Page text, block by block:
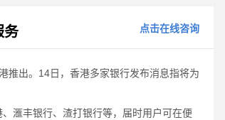
务 点击在线咨询
出。14日，香港多家银行发布消息指将为
滙丰银行、渣打银行等，届时用户可在便